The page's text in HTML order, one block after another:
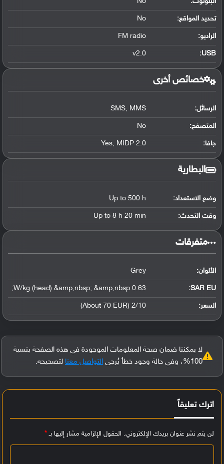
تحديد المواقع:
No
الراديو: FM radio
USB
:
v2.0
خصائص أخرى
الرسائل: SMS, MMS
المتصفح: No
جافا: Yes, MIDP 2.0
البطارية
وضع الاستعداد: Up to 500 h
وقت التحدث: Up to 8 h 20 min
‏متفرقات‏
الألوان: Grey
SAR EU:
0.63 W/kg (head) &amp;nbsp; &amp;nbsp;
السعر: 2/10 (About 70 EUR)
لا يمكننا ضمان صحة المعلومات الموجودة في هذه الصفحة بنسبة
100%، وفي حالة وجود خطأ يُرجى
التواصل معنا لتصحيحه.
اترك تعليقاً
لن يتم نشر عنوان بريدك الإلكتروني. الحقول الإلزامية مشار إليها بـ*